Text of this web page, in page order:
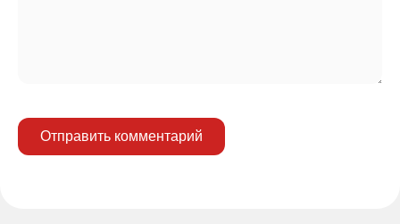
Отправить комментарий